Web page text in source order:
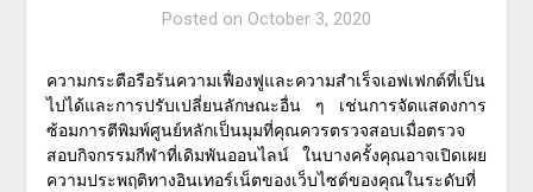
Posted on October 3, 2020
ความกระตือรือร้นความเฟื่องฟูและความสำเร็จเอฟเฟกต์ที่เป็น
ไปได้และการปรับเปลี่ยนลักษณะอื่น ๆ เช่นการจัดแสดงการ
ซ้อมการตีพิมพ์ศูนย์หลักเป็นมุมที่คุณควรตรวจสอบเมื่อตรวจ
สอบกิจกรรมกีฬาที่เดิมพันออนไลน์ ในบางครั้งคุณอาจเปิดเผย
ความประพฤติทางอินเทอร์เน็ตของเว็บไซต์ของคุณในระดับที่